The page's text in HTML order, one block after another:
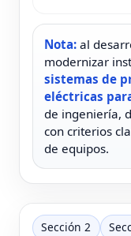
Nota: al
modernizar
sistemas de
eléctricas
de ingeniería,
con criterios
de equipos.
Sección 2